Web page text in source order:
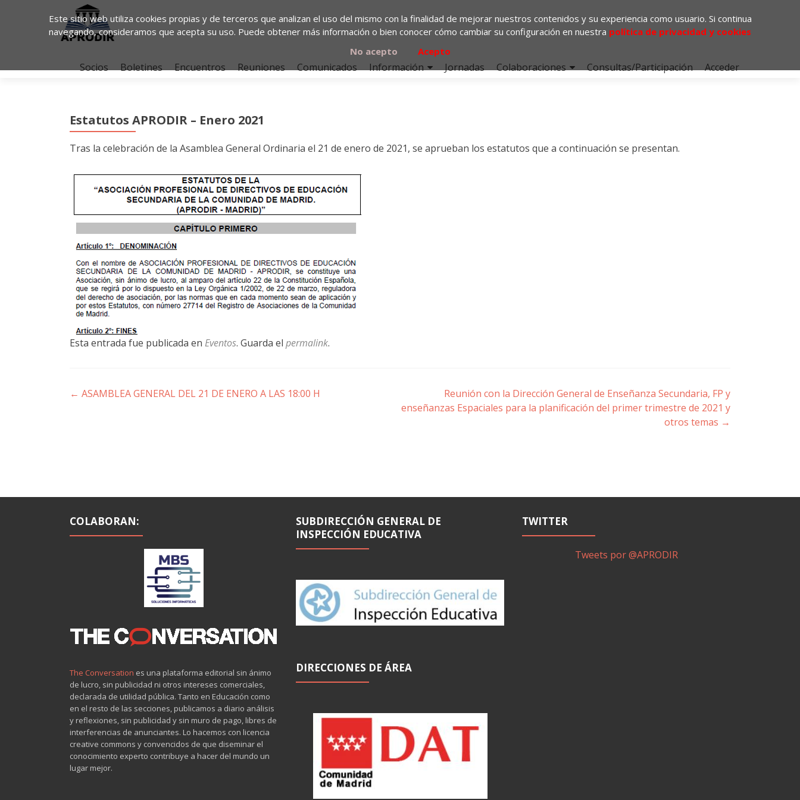
Este sitio web utiliza cookies propias y de terceros que analizan el uso del mismo con la finalidad de mejorar nuestros contenidos y su experiencia como usuario. Si continua
navegando, consideramos que acepta su uso. Puede obtener más información o bien conocer cómo cambiar su configuración en nuestra política de privacidad y cookies
No acepto
Acepto
al
Socios Boletines Encuentros Reuniones Comunicados Información Jornadas Colaboraciones Consultas/Participación Acceder
Estatutos APRODIR – Enero 2021
Tras la celebración de la Asamblea General Ordinaria el 21 de enero de 2021, se aprueban los estatutos que a continuación se presentan.
Esta entrada fue publicada en Eventos. Guarda el permalink.
Navegación
← ASAMBLEA GENERAL DEL 21 DE ENERO A LAS 18:00 H
Reunión con la Dirección General de Enseñanza Secundaria, FP y
enseñanzas Espaciales para la planificación del primer trimestre de 2021 y
otros temas →
COLABORAN:
The Conversation es una plataforma editorial sin ánimo
de lucro, sin publicidad ni otros intereses comerciales,
declarada de utilidad pública. Tanto en Educación como
en el resto de las secciones, publicamos a diario análisis
y reflexiones, sin publicidad y sin muro de pago, libres de
interferencias de anunciantes. Lo hacemos con licencia
creative commons y convencidos de que diseminar el
conocimiento experto contribuye a hacer del mundo un
lugar mejor.
SUBDIRECCIÓN GENERAL DE
INSPECCIÓN EDUCATIVA
DIRECCIONES DE ÁREA
TWITTER
Tweets por @APRODIR